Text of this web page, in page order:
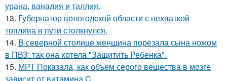
урана, ванадия и таллия.
13. Губернатор вологодской области с нехваткой
топлива в пути столкнулся.
14. В северной столице женщина порезала сына ножом
в ПВЗ: так она хотела "Защитить Ребенка".
15. МРТ Показала, как объем серого вещества в мозге